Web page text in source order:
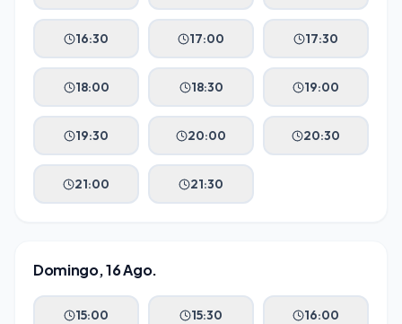
16:30 17:00 17:30
18:00 18:30 19:00
19:30 20:00 20:30
21:00 21:30
Domingo, 16 Ago.
15:00 15:30 16:00